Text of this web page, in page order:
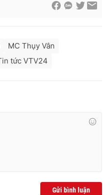
MC Thụy Vân
tức VTV24
Gửi bình luận